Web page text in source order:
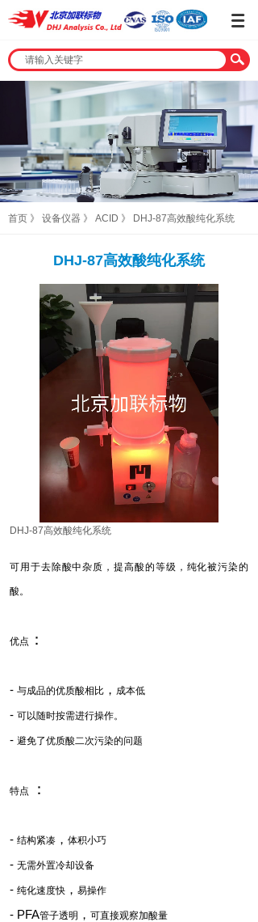
首页 》 设备仪器 》 ACID 》 DHJ-87高效酸纯化系统
DHJ-87高效酸纯化系统
DHJ-87高效酸纯化系统
可用于去除酸中杂质 ，提高酸的等级 ， 纯化被污染的
酸。
优点 ：
- 与成品的优质酸相比 ， 成本低
- 可以随时按需进行操作。
- 避免了优质酸二次污染的问题
特点 ：
- 结构紧凑 ， 体积小巧
- 无需外置冷却设备
- 纯化速度快 ， 易操作
- PFA管子透明 ， 可直接观察加酸量